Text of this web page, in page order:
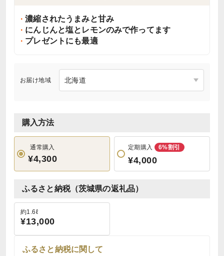
濃縮されたうまみと甘み
にんじんと塩とレモンのみで作ってます
プレゼントにも最適
お届け地域
購入方法
通常購入
¥4,300
定期購入 6%割引
¥4,000
ふるさと納税（茨城県の返礼品）
約1.6ℓ
¥13,000
ふるさと納税に関して